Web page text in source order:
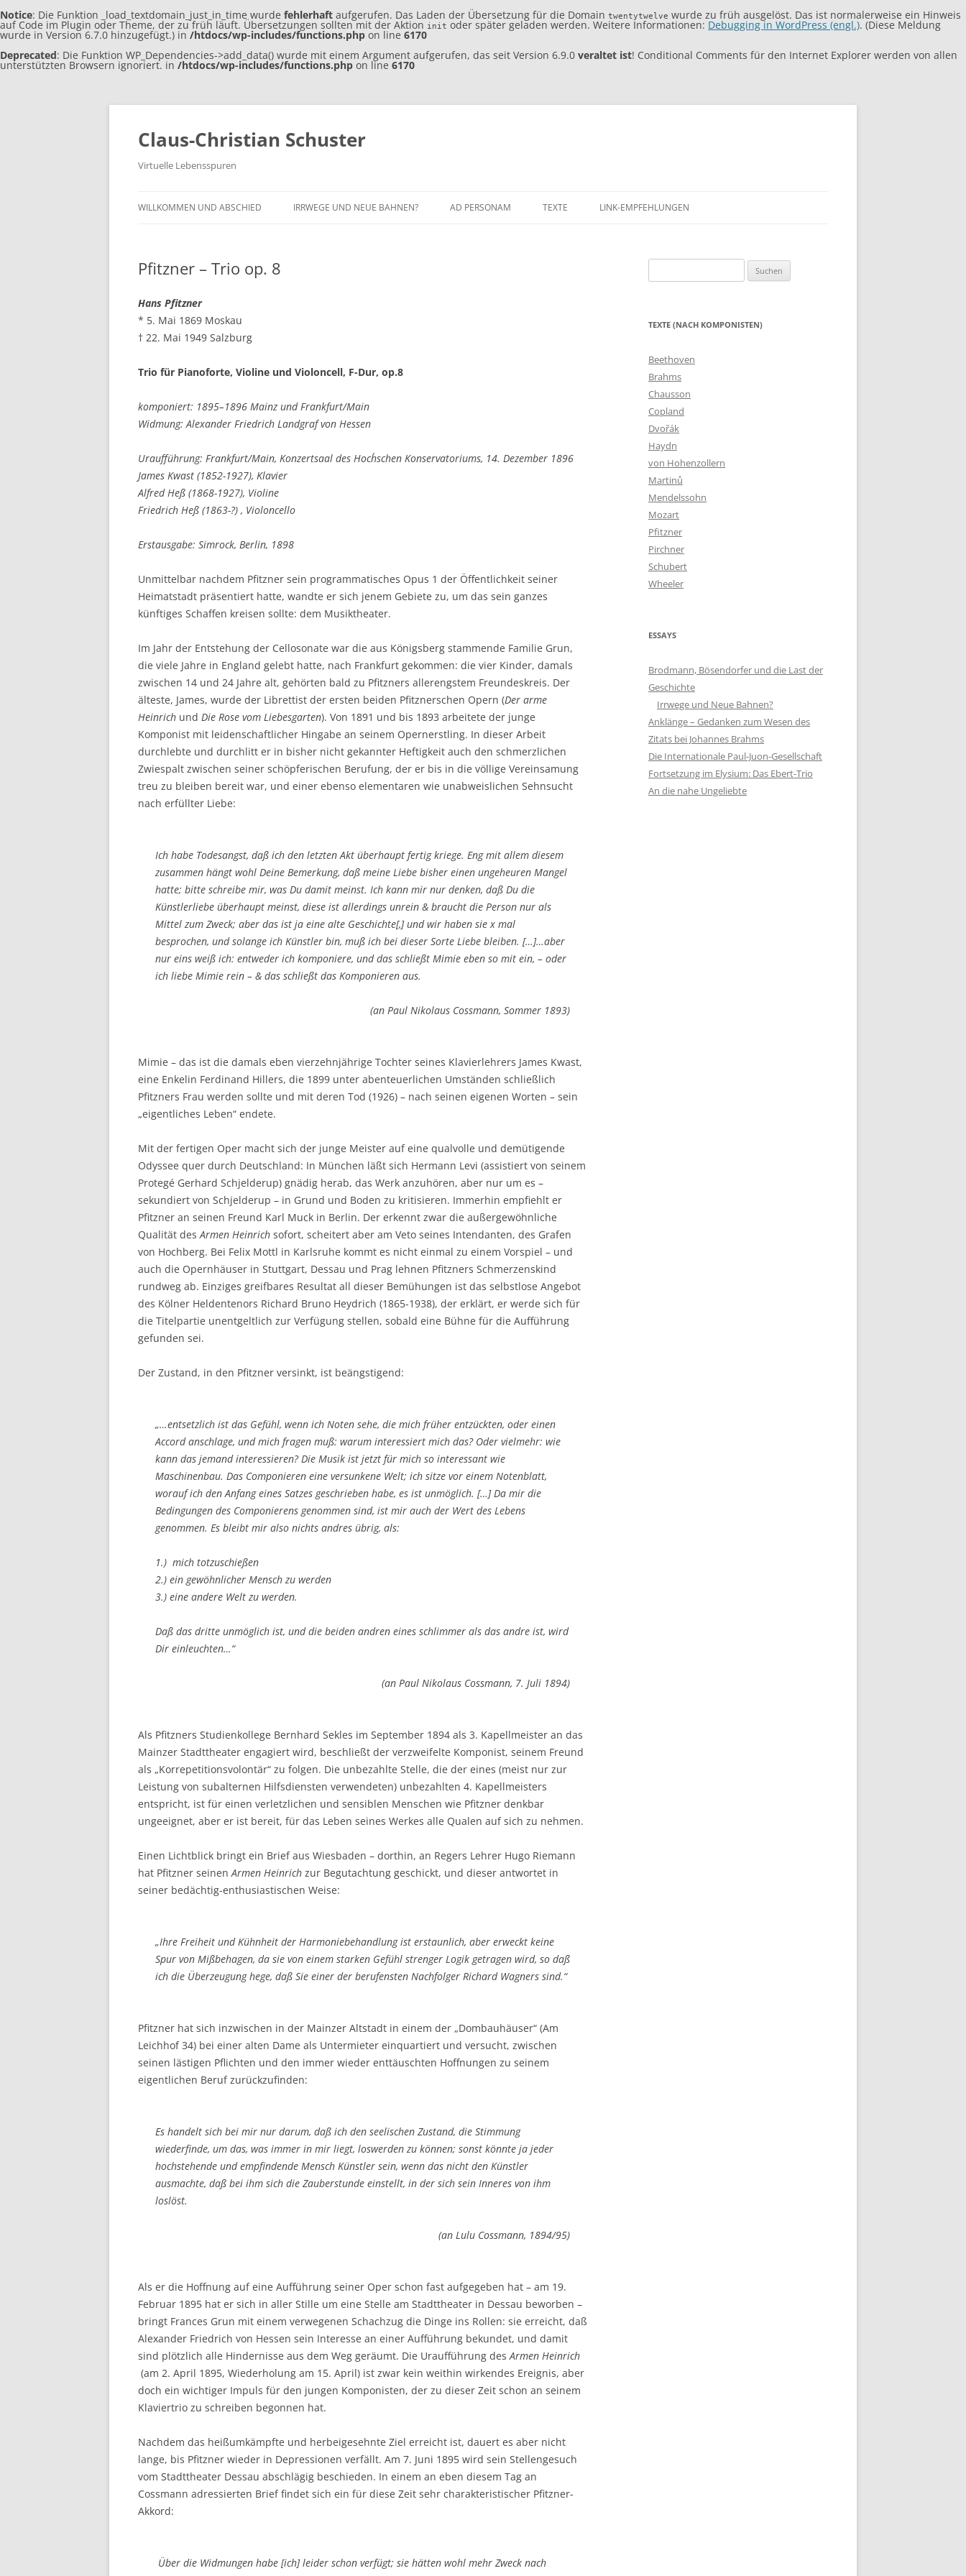
Notice: Die Funktion _load_textdomain_just_in_time wurde fehlerhaft aufgerufen. Das Laden der Übersetzung für die Domain twentytwelve wurde zu früh ausgelöst. Das ist normalerweise ein Hinweis
auf Code im Plugin oder Theme, der zu früh läuft. Übersetzungen sollten mit der Aktion init oder später geladen werden. Weitere Informationen: Debugging in WordPress (engl.). (Diese Meldung
wurde in Version 6.7.0 hinzugefügt.) in /htdocs/wp-includes/functions.php on line 6170
Deprecated: Die Funktion WP_Dependencies->add_data() wurde mit einem Argument aufgerufen, das seit Version 6.9.0 veraltet ist! Conditional Comments für den Internet Explorer werden von allen
unterstützten Browsern ignoriert. in /htdocs/wp-includes/functions.php on line 6170
Claus-Christian Schuster
Virtuelle Lebensspuren
Inhalt
WILLKOMMEN UND ABSCHIED IRRWEGE UND NEUE BAHNEN? AD PERSONAM TEXTE LINK-EMPFEHLUNGEN
Pfitzner – Trio op. 8
Hans Pfitzner
* 5. Mai 1869 Moskau
† 22. Mai 1949 Salzburg
Trio für Pianoforte, Violine und Violoncell, F-Dur, op.8
komponiert: 1895–1896 Mainz und Frankfurt/Main
Widmung: Alexander Friedrich Landgraf von Hessen
Uraufführung: Frankfurt/Main, Konzertsaal des Hoch´schen Konservatoriums, 14. Dezember 1896
James Kwast (1852-1927), Klavier
Alfred Heß (1868-1927), Violine
Friedrich Heß (1863-?) , Violoncello
Erstausgabe: Simrock, Berlin, 1898
Unmittelbar nachdem Pfitzner sein programmatisches Opus 1 der Öffentlichkeit seiner
Heimatstadt präsentiert hatte, wandte er sich jenem Gebiete zu, um das sein ganzes
künftiges Schaffen kreisen sollte: dem Musiktheater.
Im Jahr der Entstehung der Cellosonate war die aus Königsberg stammende Familie Grun,
die viele Jahre in England gelebt hatte, nach Frankfurt gekommen: die vier Kinder, damals
zwischen 14 und 24 Jahre alt, gehörten bald zu Pfitzners allerengstem Freundeskreis. Der
älteste, James, wurde der Librettist der ersten beiden Pfitznerschen Opern (Der arme
Heinrich und Die Rose vom Liebesgarten). Von 1891 und bis 1893 arbeitete der junge
Komponist mit leidenschaftlicher Hingabe an seinem Opernerstling. In dieser Arbeit
durchlebte und durchlitt er in bisher nicht gekannter Heftigkeit auch den schmerzlichen
Zwiespalt zwischen seiner schöpferischen Berufung, der er bis in die völlige Vereinsamung
treu zu bleiben bereit war, und einer ebenso elementaren wie unabweislichen Sehnsucht
nach erfüllter Liebe:
Ich habe Todesangst, daß ich den letzten Akt überhaupt fertig kriege. Eng mit allem diesem
zusammen hängt wohl Deine Bemerkung, daß meine Liebe bisher einen ungeheuren Mangel
hatte; bitte schreibe mir, was Du damit meinst. Ich kann mir nur denken, daß Du die
Künstlerliebe überhaupt meinst, diese ist allerdings unrein & braucht die Person nur als
Mittel zum Zweck; aber das ist ja eine alte Geschichte[,] und wir haben sie x mal
besprochen, und solange ich Künstler bin, muß ich bei dieser Sorte Liebe bleiben. […]…aber
nur eins weiß ich: entweder ich komponiere, und das schließt Mimie eben so mit ein, – oder
ich liebe Mimie rein – & das schließt das Komponieren aus.
(an Paul Nikolaus Cossmann, Sommer 1893)
Mimie – das ist die damals eben vierzehnjährige Tochter seines Klavierlehrers James Kwast,
eine Enkelin Ferdinand Hillers, die 1899 unter abenteuerlichen Umständen schließlich
Pfitzners Frau werden sollte und mit deren Tod (1926) – nach seinen eigenen Worten – sein
„eigentliches Leben“ endete.
Mit der fertigen Oper macht sich der junge Meister auf eine qualvolle und demütigende
Odyssee quer durch Deutschland: In München läßt sich Hermann Levi (assistiert von seinem
Protegé Gerhard Schjelderup) gnädig herab, das Werk anzuhören, aber nur um es –
sekundiert von Schjelderup – in Grund und Boden zu kritisieren. Immerhin empfiehlt er
Pfitzner an seinen Freund Karl Muck in Berlin. Der erkennt zwar die außergewöhnliche
Qualität desArmen Heinrich sofort, scheitert aber am Veto seines Intendanten, des Grafen
von Hochberg. Bei Felix Mottl in Karlsruhe kommt es nicht einmal zu einem Vorspiel – und
auch die Opernhäuser in Stuttgart, Dessau und Prag lehnen Pfitzners Schmerzenskind
rundweg ab. Einziges greifbares Resultat all dieser Bemühungen ist das selbstlose Angebot
des Kölner Heldentenors Richard Bruno Heydrich (1865-1938), der erklärt, er werde sich für
die Titelpartie unentgeltlich zur Verfügung stellen, sobald eine Bühne für die Aufführung
gefunden sei.
Der Zustand, in den Pfitzner versinkt, ist beängstigend:
„…entsetzlich ist das Gefühl, wenn ich Noten sehe, die mich früher entzückten, oder einen
Accord anschlage, und mich fragen muß: warum interessiert mich das? Oder vielmehr: wie
kann das jemand interessieren? Die Musik ist jetzt für mich so interessant wie
Maschinenbau. Das Componieren eine versunkene Welt; ich sitze vor einem Notenblatt,
worauf ich den Anfang eines Satzes geschrieben habe, es ist unmöglich. […] Da mir die
Bedingungen des Componierens genommen sind, ist mir auch der Wert des Lebens
genommen. Es bleibt mir also nichts andres übrig, als:
1.) mich totzuschießen
2.) ein gewöhnlicher Mensch zu werden
3.) eine andere Welt zu werden.
Daß das dritte unmöglich ist, und die beiden andren eines schlimmer als das andre ist, wird
Dir einleuchten…“
(an Paul Nikolaus Cossmann, 7. Juli 1894)
Als Pfitzners Studienkollege Bernhard Sekles im September 1894 als 3. Kapellmeister an das
Mainzer Stadttheater engagiert wird, beschließt der verzweifelte Komponist, seinem Freund
als „Korrepetitionsvolontär“ zu folgen. Die unbezahlte Stelle, die der eines (meist nur zur
Leistung von subalternen Hilfsdiensten verwendeten) unbezahlten 4. Kapellmeisters
entspricht, ist für einen verletzlichen und sensiblen Menschen wie Pfitzner denkbar
ungeeignet, aber er ist bereit, für das Leben seines Werkes alle Qualen auf sich zu nehmen.
Einen Lichtblick bringt ein Brief aus Wiesbaden – dorthin, an Regers Lehrer Hugo Riemann
hat Pfitzner seinenArmen Heinrich zur Begutachtung geschickt, und dieser antwortet in
seiner bedächtig-enthusiastischen Weise:
„Ihre Freiheit und Kühnheit der Harmoniebehandlung ist erstaunlich, aber erweckt keine
Spur von Mißbehagen, da sie von einem starken Gefühl strenger Logik getragen wird, so daß
ich die Überzeugung hege, daß Sie einer der berufensten Nachfolger Richard Wagners sind.“
Pfitzner hat sich inzwischen in der Mainzer Altstadt in einem der „Dombauhäuser“ (Am
Leichhof 34) bei einer alten Dame als Untermieter einquartiert und versucht, zwischen
seinen lästigen Pflichten und den immer wieder enttäuschten Hoffnungen zu seinem
eigentlichen Beruf zurückzufinden:
Es handelt sich bei mir nur darum, daß ich den seelischen Zustand, die Stimmung
wiederfinde, um das, was immer in mir liegt, loswerden zu können; sonst könnte ja jeder
hochstehende und empfindende Mensch Künstler sein, wenn das nicht den Künstler
ausmachte, daß bei ihm sich die Zauberstunde einstellt, in der sich sein Inneres von ihm
loslöst.
(an Lulu Cossmann, 1894/95)
Als er die Hoffnung auf eine Aufführung seiner Oper schon fast aufgegeben hat – am 19.
Februar 1895 hat er sich in aller Stille um eine Stelle am Stadttheater in Dessau beworben –
bringt Frances Grun mit einem verwegenen Schachzug die Dinge ins Rollen: sie erreicht, daß
Alexander Friedrich von Hessen sein Interesse an einer Aufführung bekundet, und damit
sind plötzlich alle Hindernisse aus dem Weg geräumt. Die Uraufführung desArmen Heinrich
(am 2. April 1895, Wiederholung am 15. April) ist zwar kein weithin wirkendes Ereignis, aber
doch ein wichtiger Impuls für den jungen Komponisten, der zu dieser Zeit schon an seinem
Klaviertrio zu schreiben begonnen hat.
Nachdem das heißumkämpfte und herbeigesehnte Ziel erreicht ist, dauert es aber nicht
lange, bis Pfitzner wieder in Depressionen verfällt. Am 7. Juni 1895 wird sein Stellengesuch
vom Stadttheater Dessau abschlägig beschieden. In einem an eben diesem Tag an
Cossmann adressierten Brief findet sich ein für diese Zeit sehr charakteristischer Pfitzner-
Akkord:
Über die Widmungen habe [ich] leider schon verfügt; sie hätten wohl mehr Zweck nach
nach:
TEXTE (NACH KOMPONISTEN)
Beethoven
Brahms
Chausson
Copland
Dvořák
Haydn
von Hohenzollern
Martinů
Mendelssohn
Mozart
Pfitzner
Pirchner
Schubert
Wheeler
ESSAYS
Brodmann, Bösendorfer und die Last der
Geschichte
Irrwege und Neue Bahnen?
Anklänge – Gedanken zum Wesen des
Zitats bei Johannes Brahms
Die Internationale Paul-Juon-Gesellschaft
Fortsetzung im Elysium: Das Ebert-Trio
An die nahe Ungeliebte